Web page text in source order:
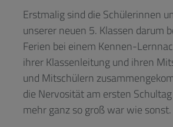
Erstmalig sind die Schülerinnen
unserer neuen 5. Klassen darum
Ferien bei einem Kennen-
ihrer Klassenleitung und ihren
und Mitschülern
die Nervosität am ersten
mehr ganz so groß war wie sonst.